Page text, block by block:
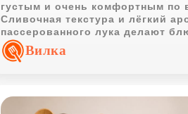
густым и очень комфортным по
Сливочная текстура и лёгкий
пассерованного лука делают
домашним.
Вилка